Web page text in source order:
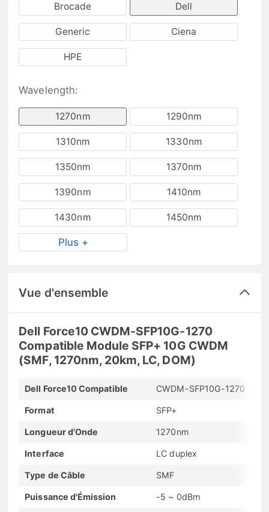
Brocade Dell
Generic Ciena
HPE
Wavelength:
1270nm 1290nm
1310nm 1330nm
1350nm 1370nm
1390nm 1410nm
1430nm 1450nm
Plus +
Vue d'ensemble
Dell Force10 CWDM-SFP10G-1270
Compatible Module SFP+ 10G CWDM
(SMF, 1270nm, 20km, LC, DOM)
Dell Force10 Compatible CWDM-SFP10G-1270
Format SFP+
Longueur d'Onde 1270nm
Interface LC duplex
Type de Câble SMF
Puissance d'Émission -5 ~ 0dBm